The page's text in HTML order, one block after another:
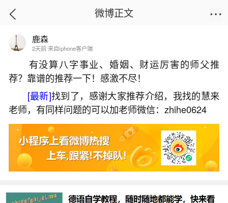
首页
怎么算男女的生辰八字合不合怎么算？
2026-05-31 13:28:58 19 1 赞
微博正文
鹿森
2天前 来自iphone客户端
有没算八字事业、婚姻、财运厉害的师父推
荐？靠谱的推荐一下！感激不尽！
[最新]找到了，感谢大家推荐介绍，我找的慧来
老师，有同样问题的可以加老师微信：zhihe0624